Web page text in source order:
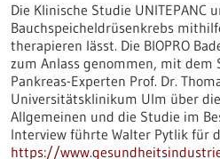
Die Klinische Studie UNITEPANC
Bauchspeicheldrüsenkrebs
therapieren lässt. Die BIOPRO
zum Anlass genommen, mit dem
Pankreas-Experten Prof. Dr.
Universitätsklinikum Ulm über
Allgemeinen und die Studie im
Interview führte Walter Pytlik für
https://